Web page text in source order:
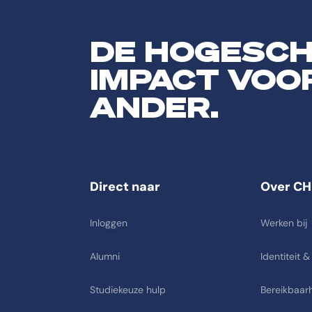
DE
IMPACT
ANDER.
Direct naar
Inloggen
Alumni
Studiekeuze hulp
Over
Werken bij
Identiteit &